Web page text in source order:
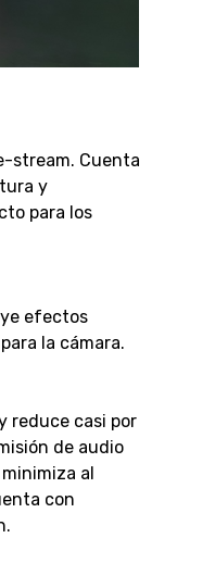
stream. Cuenta
y
para los
efectos
la cámara.
reduce casi por
de audio
al
con